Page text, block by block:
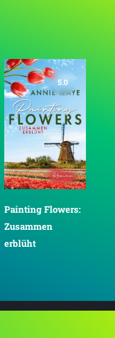
5.0
Painting Flowers:
Zusammen
erblüht